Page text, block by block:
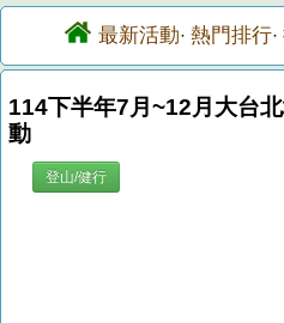
最新活動· 熱門排行·
114下半年7月~12月大台
動
登山/健行